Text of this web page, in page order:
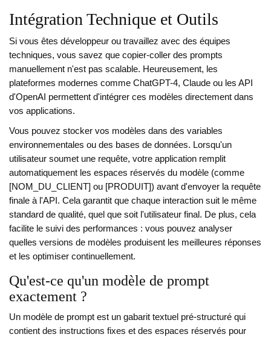
Intégration Technique et Outils
Si vous êtes développeur ou travaillez avec des équipes
techniques, vous savez que copier-coller des prompts
manuellement n'est pas scalable. Heureusement, les
plateformes modernes comme ChatGPT-4, Claude ou les API
d'OpenAI permettent d'intégrer ces modèles directement dans
vos applications.
Vous pouvez stocker vos modèles dans des variables
environnementales ou des bases de données. Lorsqu'un
utilisateur soumet une requête, votre application remplit
automatiquement les espaces réservés du modèle (comme
[NOM_DU_CLIENT] ou [PRODUIT]) avant d'envoyer la requête
finale à l'API. Cela garantit que chaque interaction suit le même
standard de qualité, quel que soit l'utilisateur final. De plus, cela
facilite le suivi des performances : vous pouvez analyser
quelles versions de modèles produisent les meilleures réponses
et les optimiser continuellement.
Qu'est-ce qu'un modèle de prompt
exactement ?
Un modèle de prompt est un gabarit textuel pré-structuré qui
contient des instructions fixes et des espaces réservés pour